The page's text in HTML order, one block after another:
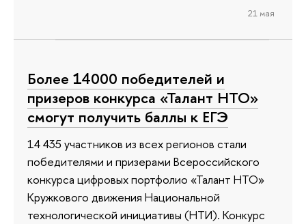
21 мая
Более 14000 победителей и
призеров конкурса «Талант НТО»
смогут получить баллы к ЕГЭ
14 435 участников из всех регионов стали
победителями и призерами Всероссийского
конкурса цифровых портфолио «Талант НТО»
Кружкового движения Национальной
технологической инициативы (НТИ). Конкурс